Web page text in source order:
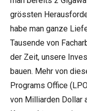
grössten
habe man ganze
Tausende von
der Zeit, unsere
bauen. Mehr von
Programs Office
von Milliarden Dollar